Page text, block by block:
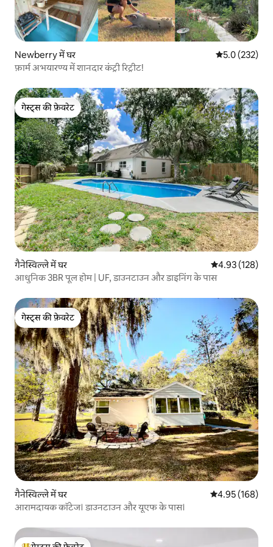
Newberry में घर औसत रेटिंग 5 में
5.0 (232)
फ़ार्म अभयारण्य में शानदार कंट्री रिट्रीट!
गेस्ट्स की फ़ेवरेट
गेस्ट्स की फ़ेवरेट
गैनेस्विल्ले में घर औसत रेटिंग 5 में से
4.93 (128)
आधुनिक 3BR पूल होम | UF, डाउनटाउन और डाइनिंग के पास
गेस्ट्स की फ़ेवरेट
गेस्ट्स की फ़ेवरेट
गैनेस्विल्ले में घर औसत रेटिंग 5 में से
4.95 (168)
आरामदायक कॉटेज। डाउनटाउन और यूएफ के पास।